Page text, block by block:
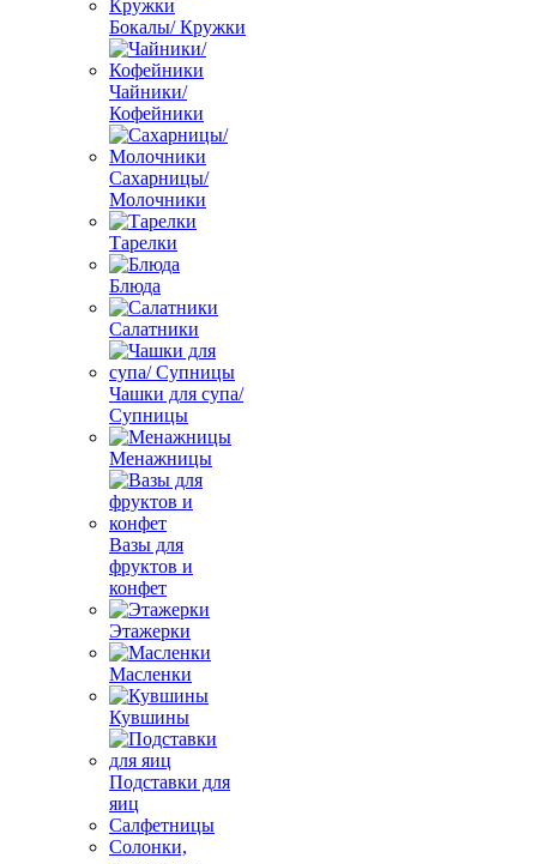
Бокалы/ Кружки
Чайники/
Кофейники
Сахарницы/
Молочники
Тарелки
Блюда
Салатники
Чашки для супа/
Супницы
Менажницы
Вазы для
фруктов и
конфет
Этажерки
Масленки
Кувшины
Подставки для
яиц
Салфетницы
Солонки,